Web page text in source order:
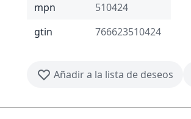
mpn
510424
gtin
766623510424
Añadir a la lista de deseos